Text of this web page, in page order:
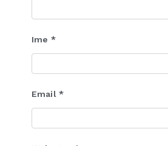
Ime *
Email *